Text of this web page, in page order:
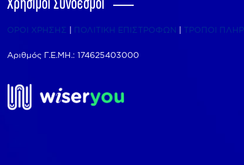
Χρήσιμοι Σύνδεσμοι
ΟΡΟΙ ΧΡΗΣΗΣ ΠΟΛΙΤΙΚΗ ΕΠΙΣΤΡΟΦΩΝ ΤΡΟΠΟΙ
Αριθμός Γ.Ε.ΜΗ.: 174625403000